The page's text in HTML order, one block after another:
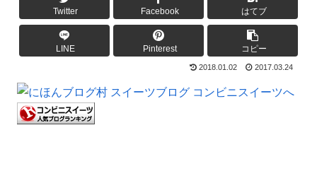
Twitter Facebook はてブ
LINE Pinterest コピー
2018.01.02 2017.03.24